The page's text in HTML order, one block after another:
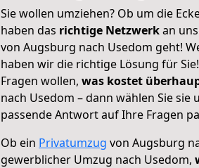
Sie wollen umziehen? Ob um die
haben das richtige Netzwerkan
von Augsburg nach Usedom geht!
haben wir die richtige Lösung für
Fragen wollen, was kostet
nach Usedom – dann wählen Sie
passende Antwort auf Ihre Fragen
Ob ein Privatumzug von Augsburg
gewerblicher Umzug nach Usedom,